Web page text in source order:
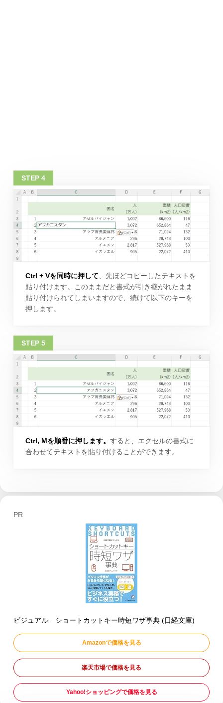
Ctrl + Vを同時に押して 、先ほどコピーしたテキストを
貼り付けます。このままだと書式が引き継がれたまま
貼り付けられてしまいますので、続けて以下のキーを
押します。
Ctrl, Mを順番に押します。 すると、エクセルの書式に
合わせてテキストを貼り付けることができます。
PR
ビジュアル ショートカットキー時短ワザ事典 (日経文庫)
Amazonで価格を見る
楽天市場で価格を見る
Yahoo!ショッピングで価格を見る